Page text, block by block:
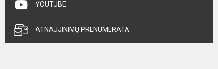
YOUTUBE
ATNAUJINIMŲ PRENUMERATA